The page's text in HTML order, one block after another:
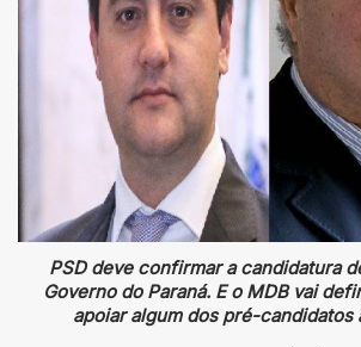
PSD deve confirmar a candidatura
Governo do Paraná. E o MDB vai
apoiar algum dos pré-candidatos